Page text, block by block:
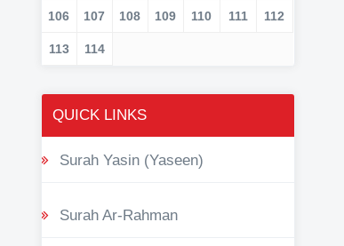
106 107 108 109 110 111 112
113 114
QUICK LINKS
Surah Yasin (Yaseen)
Surah Ar-Rahman